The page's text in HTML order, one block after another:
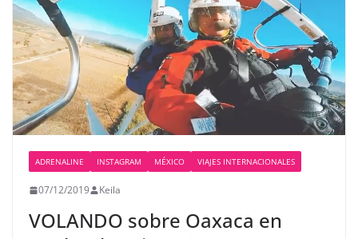
ADRENALINE INSTAGRAM MÉXICO VIAJES INTERNACIONALES
07/12/2019 Keila
VOLANDO sobre Oaxaca en